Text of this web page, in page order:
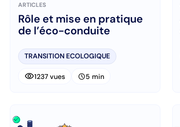
ARTICLES
Rôle et mise en pratique
de l’éco-conduite
TRANSITION ECOLOGIQUE
visibility1237 vues schedule5 min